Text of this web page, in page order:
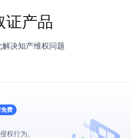
证产品
解决知产维权问题
免费
权行为。